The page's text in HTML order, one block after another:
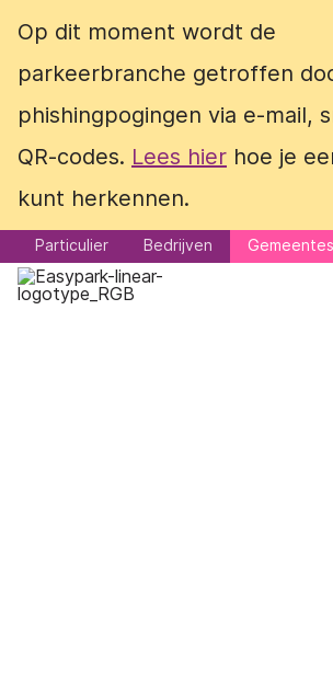
Op dit moment wordt de
parkeerbranche getroffen
phishingpogingen via e-mail,
QR-codes. Lees hier hoe je
kunt herkennen.
Particulier Bedrijven
Op dit moment wordt de
parkeerbranche getroffen
phishingpogingen via e-mail,
QR-codes. Lees hier hoe je
kunt herkennen.
Particulier Bedrijven